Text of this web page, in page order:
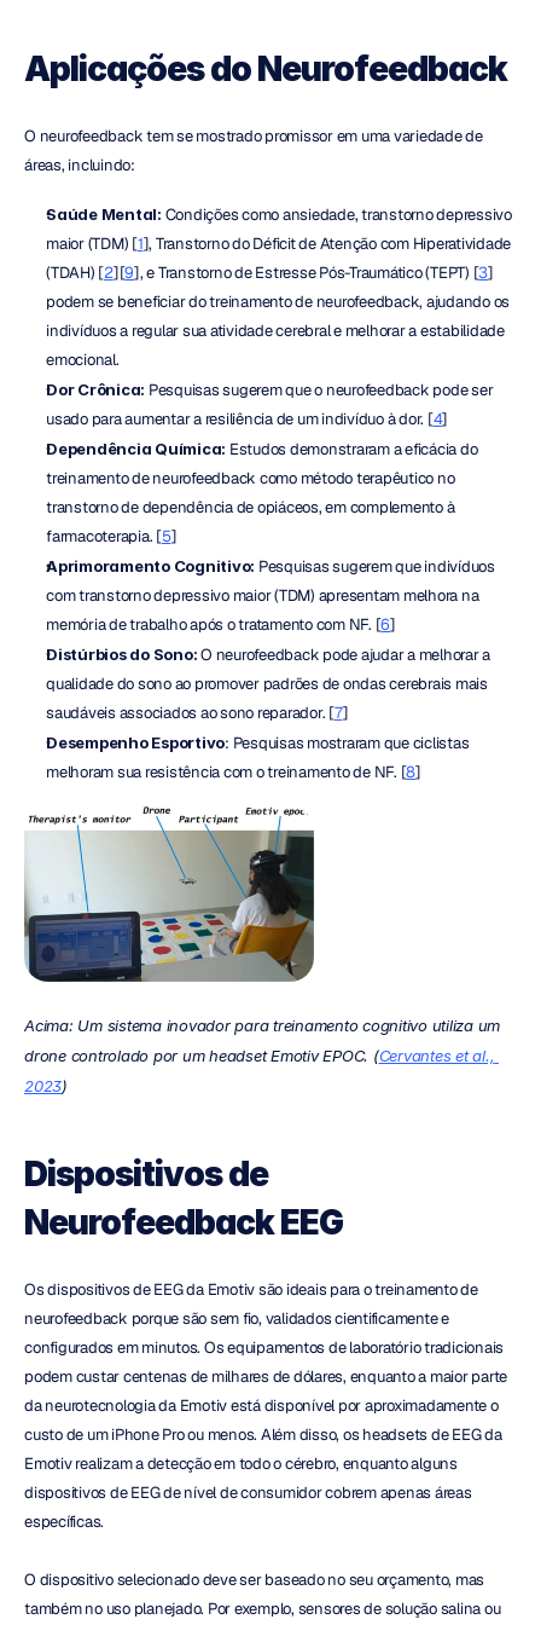
Aplicações do Neurofeedback
O neurofeedback tem se mostrado promissor em uma variedade de
áreas, incluindo:
Saúde Mental: Condições como ansiedade, transtorno depressivo
maior (TDM) [1], Transtorno do Déficit de Atenção com Hiperatividade
(TDAH) [2][9], e Transtorno de Estresse Pós-Traumático (TEPT) [3]
podem se beneficiar do treinamento de neurofeedback, ajudando os
indivíduos a regular sua atividade cerebral e melhorar a estabilidade
emocional.
Dor Crônica: Pesquisas sugerem que o neurofeedback pode ser
usado para aumentar a resiliência de um indivíduo à dor. [4]
Dependência Química: Estudos demonstraram a eficácia do
treinamento de neurofeedback como método terapêutico no
transtorno de dependência de opiáceos, em complemento à
farmacoterapia. [5]
Aprimoramento Cognitivo: Pesquisas sugerem que indivíduos
com transtorno depressivo maior (TDM) apresentam melhora na
memória de trabalho após o tratamento com NF. [6]
Distúrbios do Sono: O neurofeedback pode ajudar a melhorar a
qualidade do sono ao promover padrões de ondas cerebrais mais
saudáveis associados ao sono reparador. [7]
Desempenho Esportivo: Pesquisas mostraram que ciclistas
melhoram sua resistência com o treinamento de NF. [8]
Acima: Um sistema inovador para treinamento cognitivo utiliza um
drone controlado por um headset Emotiv EPOC. (Cervantes et al.,
2023)
Dispositivos de
Neurofeedback EEG
Os dispositivos de EEG da Emotiv são ideais para o treinamento de
neurofeedback porque são sem fio, validados cientificamente e
configurados em minutos. Os equipamentos de laboratório tradicionais
podem custar centenas de milhares de dólares, enquanto a maior parte
da neurotecnologia da Emotiv está disponível por aproximadamente o
custo de um iPhone Pro ou menos. Além disso, os headsets de EEG da
Emotiv realizam a detecção em todo o cérebro, enquanto alguns
dispositivos de EEG de nível de consumidor cobrem apenas áreas
específicas.
O dispositivo selecionado deve ser baseado no seu orçamento, mas
também no uso planejado. Por exemplo, sensores de solução salina ou